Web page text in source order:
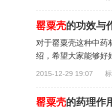
罂粟壳的功效与
对于罂粟壳这种中药
绍，希望大家能够好
2015-12-29 19:07 标
罂粟壳的药理作